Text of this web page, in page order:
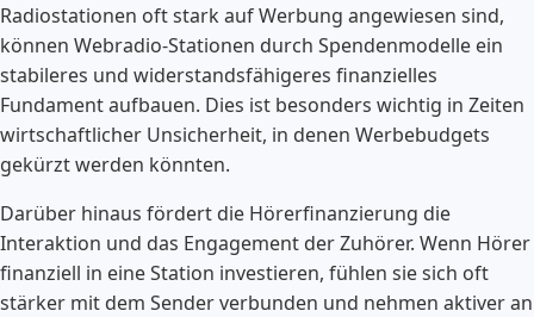
Radiostationen oft stark auf Werbung angewiesen sind,
können Webradio-Stationen durch Spendenmodelle ein
stabileres und widerstandsfähigeres finanzielles
Fundament aufbauen. Dies ist besonders wichtig in Zeiten
wirtschaftlicher Unsicherheit, in denen Werbebudgets
gekürzt werden könnten.
Darüber hinaus fördert die Hörerfinanzierung die
Interaktion und das Engagement der Zuhörer. Wenn Hörer
finanziell in eine Station investieren, fühlen sie sich oft
stärker mit dem Sender verbunden und nehmen aktiver an